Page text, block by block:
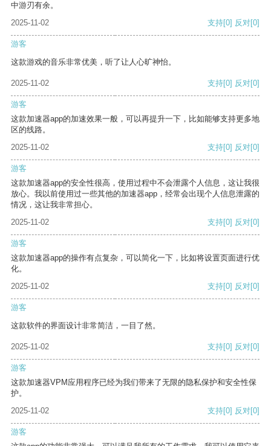
中游刃有余。
2025-11-02
支持[0] 反对[0]
游客
这款游戏的音乐非常优美，听了让人心旷神怡。
2025-11-02 支持[0] 反对[0]
游客
这款加速器app的加速效果一般，可以再提升一下，比如能够支持更多地
区的线路。
2025-11-02
支持[0] 反对[0]
游客
这款加速器app的安全性很高，使用过程中不会泄露个人信息，这让我很
放心。我以前使用过一些其他的加速器app，经常会出现个人信息泄露的
情况，这让我非常担心。
2025-11-02
支持[0] 反对[0]
游客
这款加速器app的操作有点复杂，可以简化一下，比如将设置页面进行优
化。
2025-11-02
支持[0] 反对[0]
游客
这款软件的界面设计非常简洁，一目了然。
2025-11-02 支持[0] 反对[0]
游客
这款加速器VPM应用程序已经为我们带来了无限的隐私保护和安全性保
护。
2025-11-02
支持[0] 反对[0]
游客